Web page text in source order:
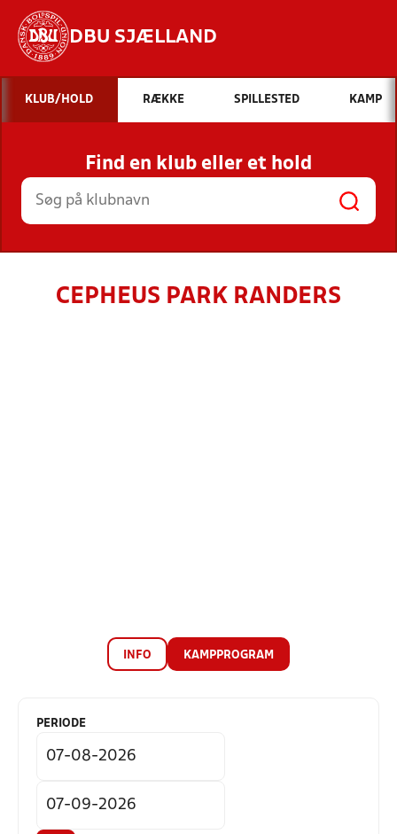
DBU SJÆLLAND
Hvad vil du søge efter?
INDHOLD OG NYHEDER
STILLINGER, RESULTATER, KLUBBER OG
HOLD
KLUB/HOLD RÆKKE SPILLESTED KAMP
Find en klub eller et hold
CEPHEUS PARK RANDERS
INFO KAMPPROGRAM
PERIODE